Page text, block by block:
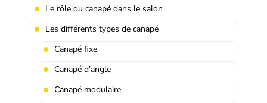
Le rôle du canapé dans le salon
Les différents types de canapé
Canapé fixe
Canapé d’angle
Canapé modulaire